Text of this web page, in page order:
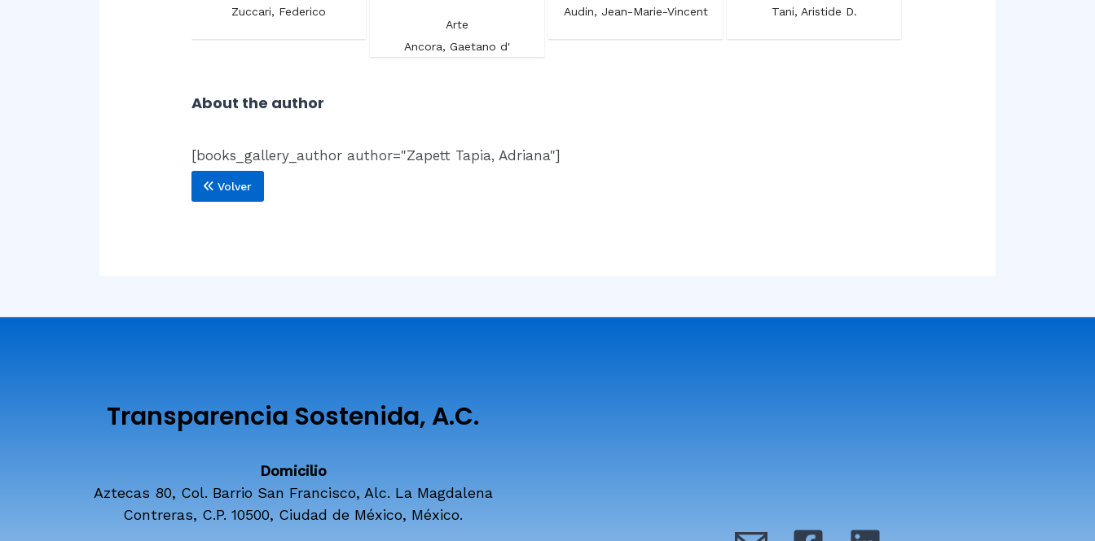
Zuccari, Federico
Arte
Ancora, Gaetano d'
Audin, Jean-Marie-Vincent
Tani, Aristide D.
About the author
[books_gallery_author author="Zapett Tapia, Adriana"]
Volver
Transparencia Sostenida, A.C.
Domicilio
Aztecas 80, Col. Barrio San Francisco, Alc. La Magdalena
Contreras, C.P. 10500, Ciudad de México, México.